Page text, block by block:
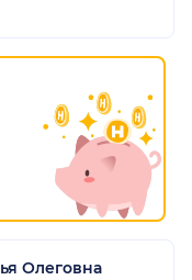
Олеговна